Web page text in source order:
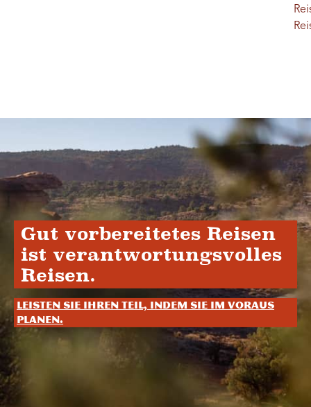
Gut vorbereitetes Reisen
ist verantwortungsvolles
Reisen.
Leisten Sie Ihren Teil, indem Sie im Voraus
planen.